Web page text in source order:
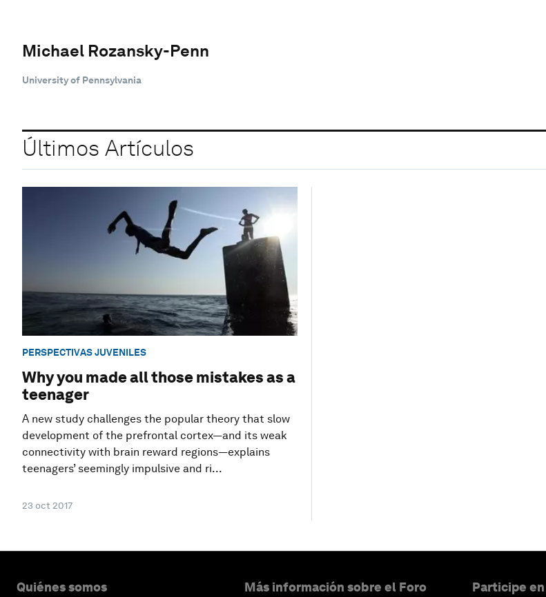
Michael Rozansky-Penn
University of Pennsylvania
Últimos Artículos
PERSPECTIVAS JUVENILES
Why you made all those mistakes as a
teenager
A new study challenges the popular theory that slow
development of the prefrontal cortex—and its weak
connectivity with brain reward regions—explains
teenagers’ seemingly impulsive and ri...
23 oct 2017
Quiénes somos Más información sobre el Foro Participe